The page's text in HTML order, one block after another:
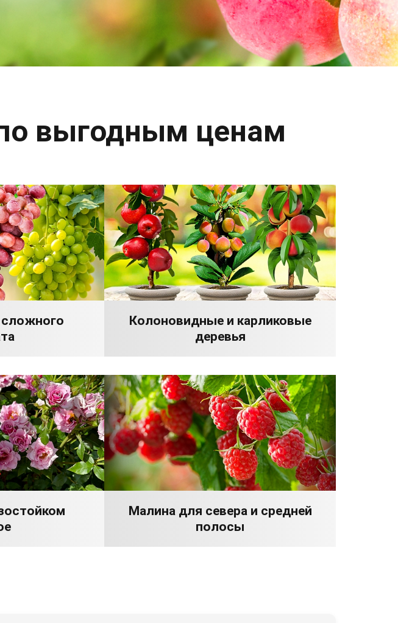
выгодным ценам
Колоновидные и карликовые
деревья
Малина для севера и средней
полосы